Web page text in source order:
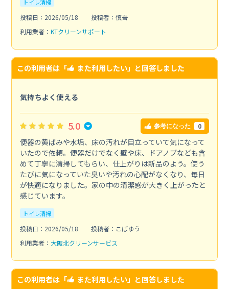
トイレ清掃
投稿日：2026/05/18
投稿者：慎吾
利用業者： KTクリーンサポート
この利用者は「 また利用したい」と回答しました
気持ちよく使える
5.0 参考になった 0
便器の黄ばみや水垢、床の汚れが目立っていて気になって
いたので依頼。便器だけでなく壁や床、ドアノブなども含
めて丁寧に清掃してもらい、仕上がりは新品のよう。使う
たびに気になっていた臭いや汚れの心配がなくなり、毎日
が快適になりました。家の中の清潔感が大きく上がったと
感じています。
トイレ清掃
投稿日：2026/05/18
投稿者：こばゆう
利用業者： 大阪北クリーンサービス
この利用者は「 また利用したい」と回答しました